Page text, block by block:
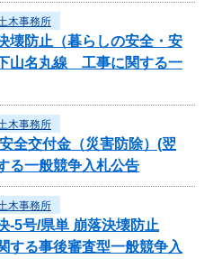
木事務所
壊防止（暮らしの安全・安
山名丸線 工事に関する一
木事務所
全交付金（災害防除）(翌
る一般競争入札公告
木事務所
-5号/県単 崩落決壊防止
する事後審査型一般競争入